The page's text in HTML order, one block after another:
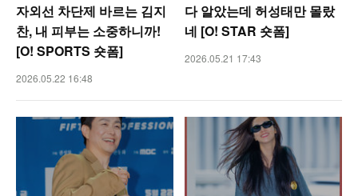
자외선 차단제 바르는 김지
찬, 내 피부는 소중하니까!
[O! SPORTS 숏폼]
2026.05.22 16:48
다 알았는데 허성태만 몰랐
네 [O! STAR 숏폼]
2026.05.21 17:43